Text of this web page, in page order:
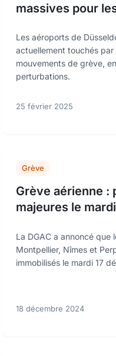
massives pour
Les aéroports de
actuellement touchés
mouvements de grève,
perturbations.
25 février 2025
Grève
Grève aérienne :
majeures le
La DGAC a annoncé que
Montpellier, Nîmes et
immobilisés le mardi 17
18 décembre 2024